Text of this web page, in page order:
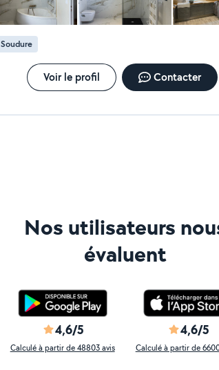
Soudure
Voir le profil Contacter
Nos utilisateurs
évaluent
4,6/5
Calculé à partir de 48803 avis
4,6/5
Calculé à partir de